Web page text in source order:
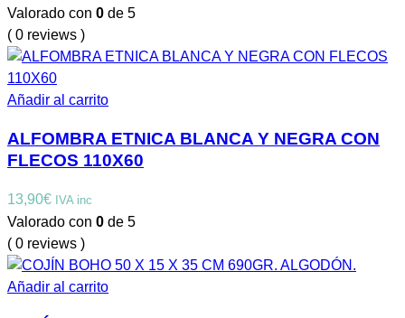
Valorado con 0 de 5
( 0 reviews )
Añadir al carrito
ALFOMBRA ETNICA BLANCA Y NEGRA CON
FLECOS 110X60
13,90€ IVA inc
Valorado con 0 de 5
( 0 reviews )
Añadir al carrito